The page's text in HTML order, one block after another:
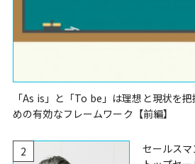
「As is」と「To be」は理想と現状を
めの有効なフレームワーク【前編】
2
セールス